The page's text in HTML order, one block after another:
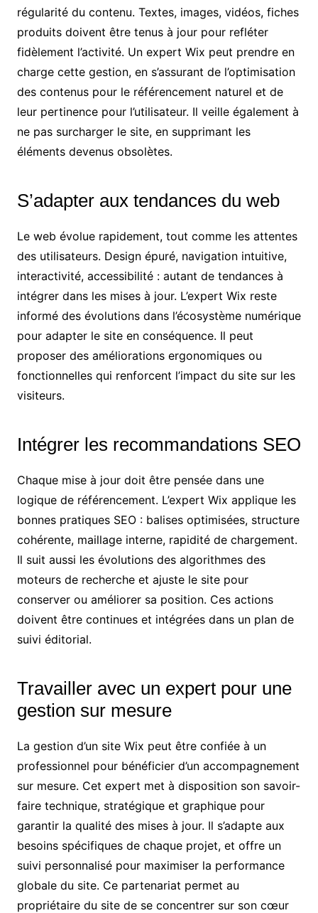
régularité du contenu. Textes, images, vidéos, fiches
produits doivent être tenus à jour pour refléter
fidèlement l’activité. Un expert Wix peut prendre en
charge cette gestion, en s’assurant de l’optimisation
des contenus pour le référencement naturel et de
leur pertinence pour l’utilisateur. Il veille également à
ne pas surcharger le site, en supprimant les
éléments devenus obsolètes.
S’adapter aux tendances du web
Le web évolue rapidement, tout comme les attentes
des utilisateurs. Design épuré, navigation intuitive,
interactivité, accessibilité : autant de tendances à
intégrer dans les mises à jour. L’expert Wix reste
informé des évolutions dans l’écosystème numérique
pour adapter le site en conséquence. Il peut
proposer des améliorations ergonomiques ou
fonctionnelles qui renforcent l’impact du site sur les
visiteurs.
Intégrer les recommandations SEO
Chaque mise à jour doit être pensée dans une
logique de référencement. L’expert Wix applique les
bonnes pratiques SEO : balises optimisées, structure
cohérente, maillage interne, rapidité de chargement.
Il suit aussi les évolutions des algorithmes des
moteurs de recherche et ajuste le site pour
conserver ou améliorer sa position. Ces actions
doivent être continues et intégrées dans un plan de
suivi éditorial.
Travailler avec un expert pour une
gestion sur mesure
La gestion d’un site Wix peut être confiée à un
professionnel pour bénéficier d’un accompagnement
sur mesure. Cet expert met à disposition son savoir-
faire technique, stratégique et graphique pour
garantir la qualité des mises à jour. Il s’adapte aux
besoins spécifiques de chaque projet, et offre un
suivi personnalisé pour maximiser la performance
globale du site. Ce partenariat permet au
propriétaire du site de se concentrer sur son cœur